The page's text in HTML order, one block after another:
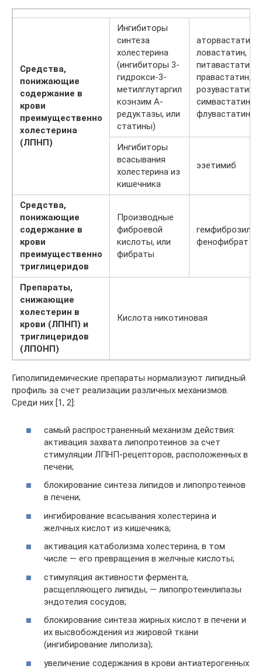
Средства,
понижающие
содержание в
крови
преимущественно
холестерина
(ЛПНП)
Ингибиторы
синтеза
холестерина
(ингибиторы 3-
гидрокси-3-
метилглутаргил
коэнзим А-
редуктазы, или
статины)
аторвастатин,
ловастатин,
питавастатин,
правастатин,
розувастатин,
симвастатин,
флувастатин
Ингибиторы
всасывания
холестерина из
кишечника
эзетимиб
Средства,
понижающие
содержание в
крови
преимущественно
триглицеридов
Производные
фиброевой
кислоты, или
фибраты
гемфиброзил
фенофибрат
Препараты,
снижающие
холестерин в
крови (ЛПНП) и
триглицеридов
(ЛПОНП)
Кислота никотиновая
Гиполипидемические препараты нормализуют липидный
профиль за счет реализации различных механизмов.
Среди них [1, 2]:
cамый распространенный механизм действия:
активация захвата липопротеинов за счет
стимуляции ЛПНП-рецепторов, расположенных в
печени;
блокирование синтеза липидов и липопротеинов
в печени;
ингибирование всасывания холестерина и
желчных кислот из кишечника;
активация катаболизма холестерина, в том
числе — его превращения в желчные кислоты;
стимуляция активности фермента,
расщепляющего липиды, — липопротеинлипазы
эндотелия сосудов;
блокирование синтеза жирных кислот в печени и
их высвобождения из жировой ткани
(ингибирование липолиза);
увеличение содержания в крови антиатерогенных